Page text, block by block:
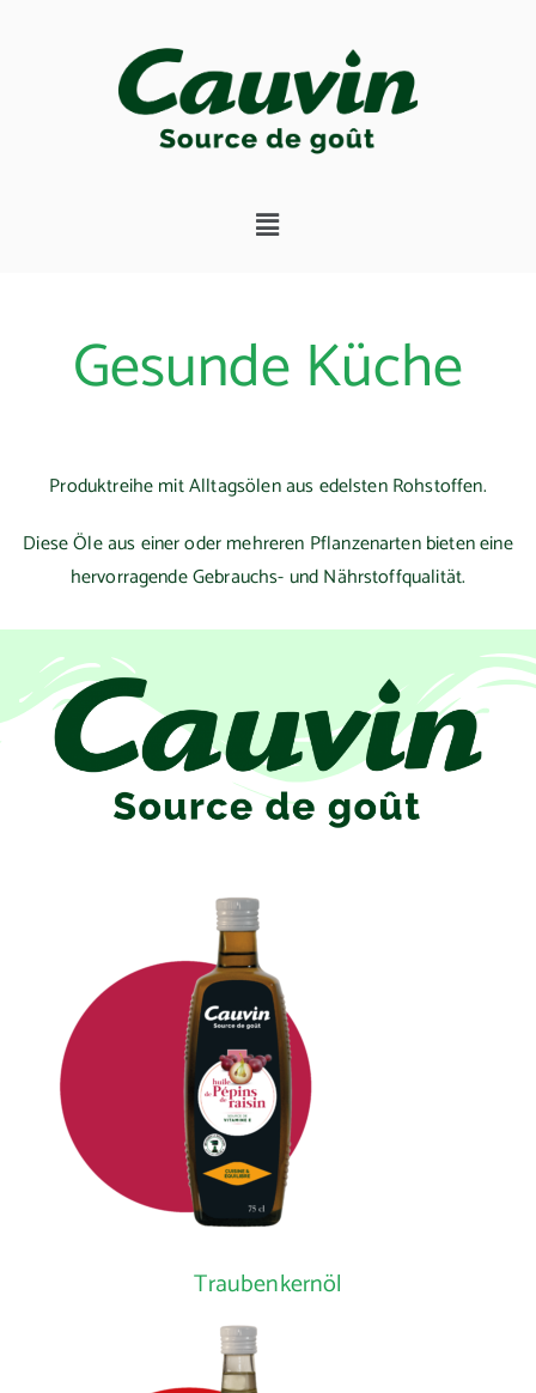
Gesunde Küche
Produktreihe mit Alltagsölen aus edelsten Rohstoffen.
Diese Öle aus einer oder mehreren Pflanzenarten bieten eine
hervorragende Gebrauchs- und Nährstoffqualität.
Traubenkernöl